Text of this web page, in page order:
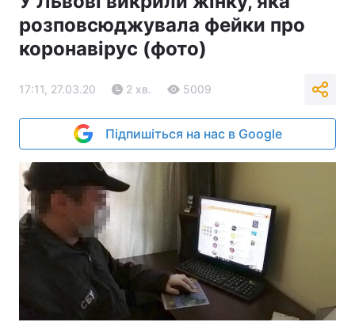
розповсюджувала фейки про
коронавірус (фото)
17:11, 27.03.20 2 хв. 5009
Підпишіться на нас в Google